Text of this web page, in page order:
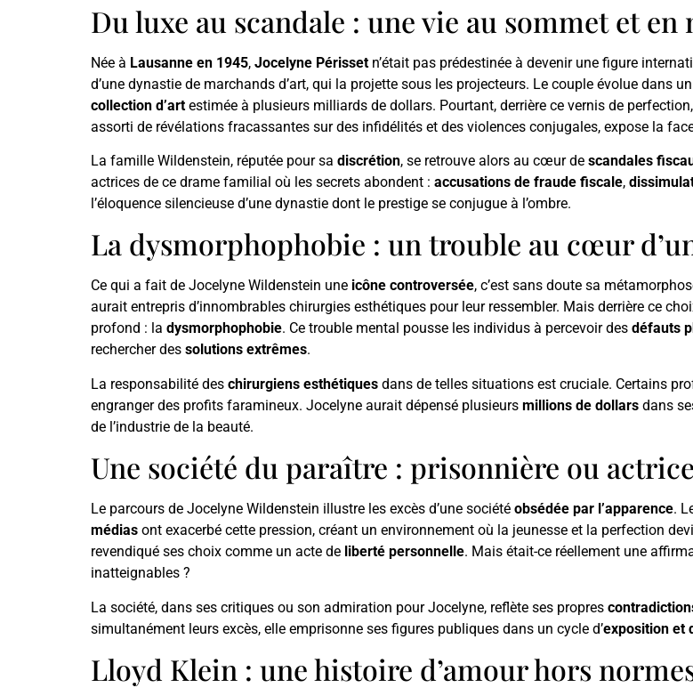
Du luxe au scandale : une vie au sommet et en
Née à Lausanne en 1945, Jocelyne Périsset n’était pas prédestinée à devenir une figure
d’une dynastie de marchands d’art, qui la projette sous les projecteurs. Le couple évolue dans
collection d’art estimée à plusieurs milliards de dollars. Pourtant, derrière ce vernis de
assorti de révélations fracassantes sur des infidélités et des violences conjugales, expose la
La famille Wildenstein, réputée pour sa discrétion, se retrouve alors au cœur de scandales
actrices de ce drame familial où les secrets abondent : accusations de fraude fiscale,
l’éloquence silencieuse d’une dynastie dont le prestige se conjugue à l’ombre.
La dysmorphophobie : un trouble au cœur
Ce qui a fait de Jocelyne Wildenstein une icône controversée, c’est sans doute sa
aurait entrepris d’innombrables chirurgies esthétiques pour leur ressembler. Mais derrière ce
profond : la dysmorphophobie. Ce trouble mental pousse les individus à percevoir des défauts
rechercher des solutions extrêmes.
La responsabilité des chirurgiens esthétiques dans de telles situations est cruciale. Certains
engranger des profits faramineux. Jocelyne aurait dépensé plusieurs millions de dollars dans
de l’industrie de la beauté.
Une société du paraître : prisonnière ou
Le parcours de Jocelyne Wildenstein illustre les excès d’une société obsédée par l’apparence.
médias ont exacerbé cette pression, créant un environnement où la jeunesse et la perfection
revendiqué ses choix comme un acte de liberté personnelle. Mais était-ce réellement une
inatteignables ?
La société, dans ses critiques ou son admiration pour Jocelyne, reflète ses propres
simultanément leurs excès, elle emprisonne ses figures publiques dans un cycle d’exposition et
Lloyd Klein : une histoire d’amour hors